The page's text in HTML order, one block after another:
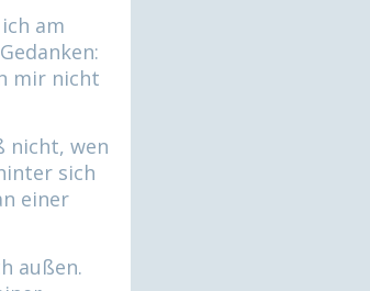
am
mir nicht
nicht, wen
sich
einer
außen.